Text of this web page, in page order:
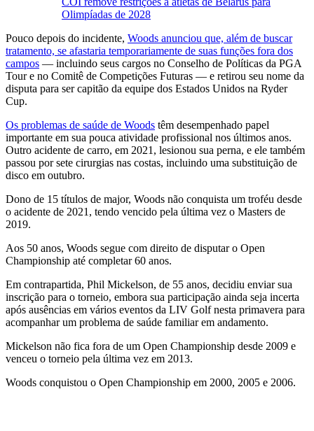
Olimpíadas de 2028
Pouco depois do incidente, Woods anunciou que, além de buscar
tratamento, se afastaria temporariamente de suas funções fora dos
campos — incluindo seus cargos no Conselho de Políticas da PGA
Tour e no Comitê de Competições Futuras — e retirou seu nome da
disputa para ser capitão da equipe dos Estados Unidos na Ryder
Cup.
Os problemas de saúde de Woods têm desempenhado papel
importante em sua pouca atividade profissional nos últimos anos.
Outro acidente de carro, em 2021, lesionou sua perna, e ele também
passou por sete cirurgias nas costas, incluindo uma substituição de
disco em outubro.
Dono de 15 títulos de major, Woods não conquista um troféu desde
o acidente de 2021, tendo vencido pela última vez o Masters de
2019.
Aos 50 anos, Woods segue com direito de disputar o Open
Championship até completar 60 anos.
Em contrapartida, Phil Mickelson, de 55 anos, decidiu enviar sua
inscrição para o torneio, embora sua participação ainda seja incerta
após ausências em vários eventos da LIV Golf nesta primavera para
acompanhar um problema de saúde familiar em andamento.
Mickelson não fica fora de um Open Championship desde 2009 e
venceu o torneio pela última vez em 2013.
Woods conquistou o Open Championship em 2000, 2005 e 2006.